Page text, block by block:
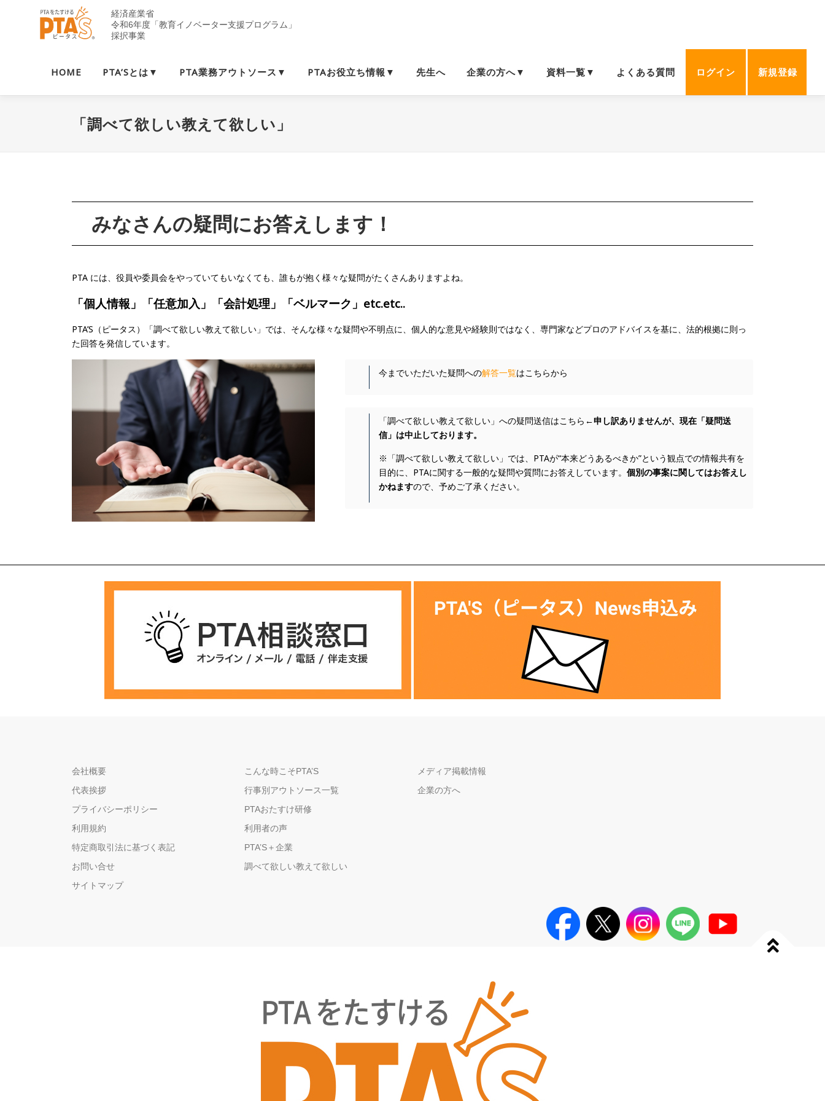
HOME PTA’Sとは▼ PTA業務アウトソース▼ PTAお役立ち情報▼ 先生へ 企業の方へ▼ 資料一覧▼ よくある質問 ログイン 新規登録
「調べて欲しい教えて欲しい」
みなさんの疑問にお答えします！
PTA には、役員や委員会をやっていてもいなくても、誰もが抱く様々な疑問がたくさんありますよね。
「個人情報」「任意加入」「会計処理」「ベルマーク」etc.etc..
PTA’S（ピータス）「調べて欲しい教えて欲しい」では、そんな様々な疑問や不明点に、個人的な意見や経験則ではなく、専門家などプロのアドバイスを基に、法的根拠に則っ
た回答を発信しています。
今までいただいた疑問への解答一覧はこちらから
「調べて欲しい教えて欲しい」への疑問送信はこちら ←申し訳ありませんが、現在「疑問送
信」は中止しております。
※「調べて欲しい教えて欲しい」では、PTAが“本来どうあるべきか”という観点での情報共有を
目的に、PTAに関する一般的な疑問や質問にお答えしています。 個別の事案に関してはお答えし
かねますので、予めご了承ください。
会社概要
代表挨拶
プライバシーポリシー
利用規約
特定商取引法に基づく表記
お問い合せ
サイトマップ
こんな時こそPTA’S
行事別アウトソース一覧
PTAおたすけ研修
利用者の声
PTA’S＋企業
調べて欲しい教えて欲しい
メディア掲載情報
企業の方へ